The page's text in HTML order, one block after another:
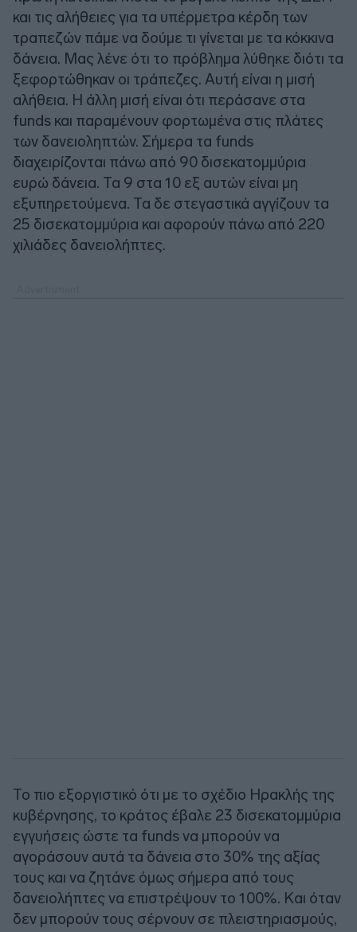
και τις αλήθειες για τα υπέρμετρα κέρδη των
τραπεζών πάμε να δούμε τι γίνεται με τα κόκκινα
δάνεια. Μας λένε ότι το πρόβλημα λύθηκε διότι τα
ξεφορτώθηκαν οι τράπεζες. Αυτή είναι η μισή
αλήθεια. Η άλλη μισή είναι ότι περάσανε στα
funds και παραμένουν φορτωμένα στις πλάτες
των δανειοληπτών. Σήμερα τα funds
διαχειρίζονται πάνω από 90 δισεκατομμύρια
ευρώ δάνεια. Τα 9 στα 10 εξ αυτών είναι μη
εξυπηρετούμενα. Τα δε στεγαστικά αγγίζουν τα
25 δισεκατομμύρια και αφορούν πάνω από 220
χιλιάδες δανειολήπτες.
Το πιο εξοργιστικό ότι με το σχέδιο Ηρακλής της
κυβέρνησης, το κράτος έβαλε 23 δισεκατομμύρια
εγγυήσεις ώστε τα funds να μπορούν να
αγοράσουν αυτά τα δάνεια στο 30% της αξίας
τους και να ζητάνε όμως σήμερα από τους
δανειολήπτες να επιστρέψουν το 100%. Και όταν
δεν μπορούν τους σέρνουν σε πλειστηριασμούς,